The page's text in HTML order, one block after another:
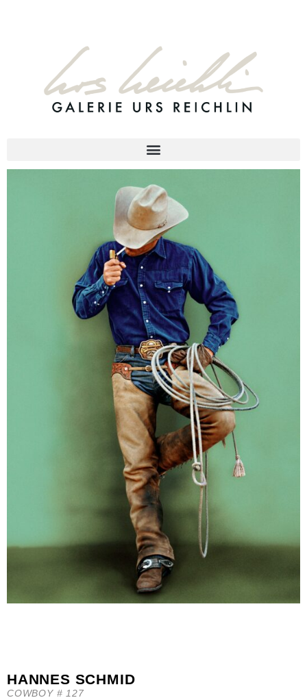
HANNES SCHMID
COWBOY # 127